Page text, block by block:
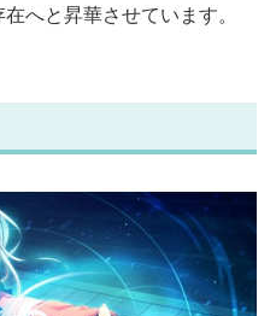
へと昇華させています。